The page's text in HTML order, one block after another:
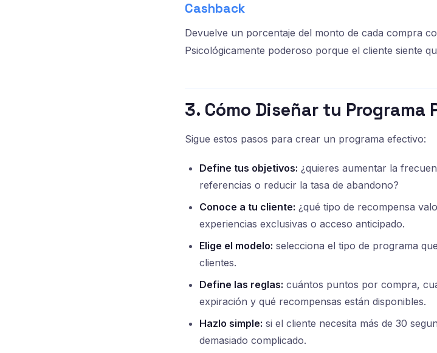
Cashback
Devuelve un porcentaje del monto de cada compra
Psicológicamente poderoso porque el cliente siente
3. Cómo Diseñar tu Programa
Sigue estos pasos para crear un programa efectivo:
Define tus objetivos: ¿quieres aumentar la
referencias o reducir la tasa de abandono?
Conoce a tu cliente: ¿qué tipo de recompensa
experiencias exclusivas o acceso anticipado.
Elige el modelo: selecciona el tipo de programa
clientes.
Define las reglas: cuántos puntos por compra,
expiración y qué recompensas están disponibles.
Hazlo simple: si el cliente necesita más de 30
demasiado complicado.